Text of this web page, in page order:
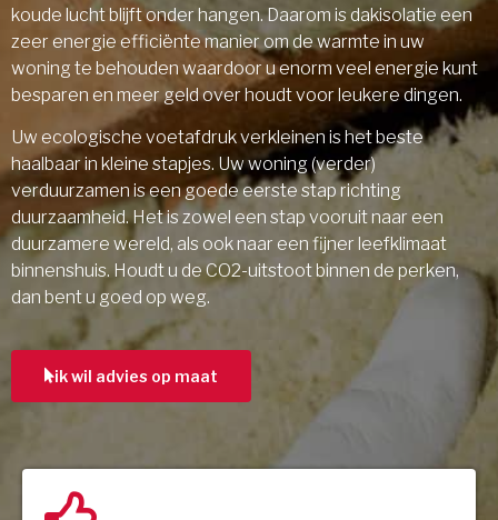
koude lucht blijft onder hangen. Daarom is dakisolatie een
zeer energie efficiënte manier om de warmte in uw
woning te behouden waardoor u enorm veel energie kunt
besparen en meer geld over houdt voor leukere dingen.
Uw ecologische voetafdruk verkleinen is het beste
haalbaar in kleine stapjes. Uw woning (verder)
verduurzamen is een goede eerste stap richting
duurzaamheid. Het is zowel een stap vooruit naar een
duurzamere wereld, als ook naar een fijner leefklimaat
binnenshuis. Houdt u de CO2-uitstoot binnen de perken,
dan bent u goed op weg.
ik wil advies op maat